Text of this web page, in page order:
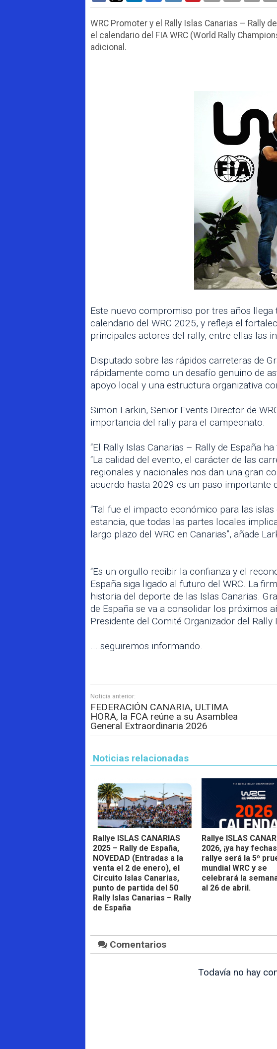
WRC Promoter y el Rally Islas Canarias – Rally
el calendario del FIA WRC (World Rally
adicional.
Este nuevo compromiso por tres años llega
calendario del WRC 2025, y refleja el
principales actores del rally, entre ellas las
Disputado sobre las rápidos carreteras de
rápidamente como un desafío genuino de
apoyo local y una estructura organizativa
Simon Larkin, Senior Events Director de
importancia del rally para el campeonato.
“El Rally Islas Canarias – Rally de España
“La calidad del evento, el carácter de las
regionales y nacionales nos dan una gran
acuerdo hasta 2029 es un paso importante
“Tal fue el impacto económico para las
estancia, que todas las partes locales
largo plazo del WRC en Canarias”, añade
“Es un orgullo recibir la confianza y el
España siga ligado al futuro del WRC. La
historia del deporte de las Islas Canarias.
de España se va a consolidar los próximos
Presidente del Comité Organizador del Rally
....seguiremos informando.
Noticia anterior:
FEDERACIÓN CANARIA, ULTIMA
HORA, la FCA reúne a su Asamblea
General Extraordinaria 2026
Noticias relacionadas
Rallye ISLAS CANARIAS
2025 – Rally de España,
NOVEDAD (Entradas a la
venta el 2 de enero), el
Circuito Islas Canarias,
punto de partida del 50
Rally Islas Canarias – Rally
de España
Rallye ISLAS
2026, ¡ya hay
rallye será la 5º
mundial WRC y se
celebrará la
al 26 de abril.
Comentarios
Todavía no hay